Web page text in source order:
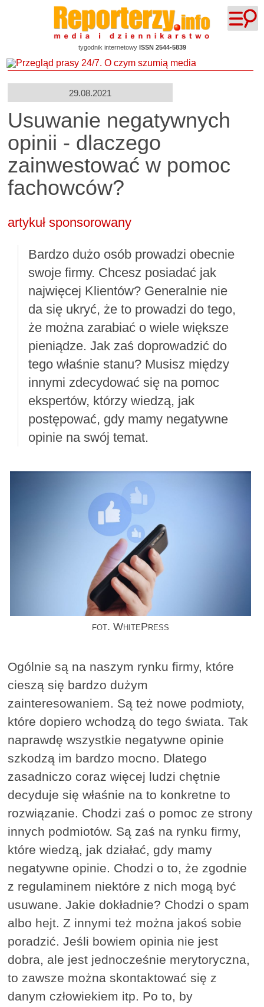
tygodnik internetowy ISSN 2544-5839
29.08.2021
Usuwanie negatywnych
opinii - dlaczego
zainwestować w pomoc
fachowców?
artykuł sponsorowany
Bardzo dużo osób prowadzi obecnie
swoje firmy. Chcesz posiadać jak
najwięcej Klientów? Generalnie nie
da się ukryć, że to prowadzi do tego,
że można zarabiać o wiele większe
pieniądze. Jak zaś doprowadzić do
tego właśnie stanu? Musisz między
innymi zdecydować się na pomoc
ekspertów, którzy wiedzą, jak
postępować, gdy mamy negatywne
opinie na swój temat.
fot. WhitePress
Ogólnie są na naszym rynku firmy, które
cieszą się bardzo dużym
zainteresowaniem. Są też nowe podmioty,
które dopiero wchodzą do tego świata. Tak
naprawdę wszystkie negatywne opinie
szkodzą im bardzo mocno. Dlatego
zasadniczo coraz więcej ludzi chętnie
decyduje się właśnie na to konkretne to
rozwiązanie. Chodzi zaś o pomoc ze strony
innych podmiotów. Są zaś na rynku firmy,
które wiedzą, jak działać, gdy mamy
negatywne opinie. Chodzi o to, że zgodnie
z regulaminem niektóre z nich mogą być
usuwane. Jakie dokładnie? Chodzi o spam
albo hejt. Z innymi też można jakoś sobie
poradzić. Jeśli bowiem opinia nie jest
dobra, ale jest jednocześnie merytoryczna,
to zawsze można skontaktować się z
danym człowiekiem itp. Po to, by